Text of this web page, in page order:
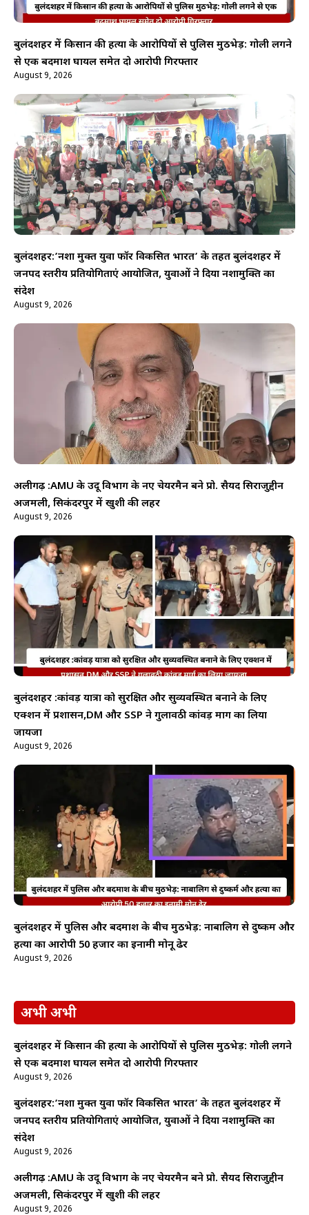
बुलंदशहर में किसान की हत्या के आरोपियों से पुलिस मुठभेड़: गोली लगने
से एक बदमाश घायल समेत दो आरोपी गिरफ्तार
August 9, 2026
बुलंदशहर:’नशा मुक्त युवा फॉर विकसित भारत’ के तहत बुलंदशहर में
जनपद स्तरीय प्रतियोगिताएं आयोजित, युवाओं ने दिया नशामुक्ति का
संदेश
August 9, 2026
अलीगढ़ :AMU के उर्दू विभाग के नए चेयरमैन बने प्रो. सैयद सिराजुद्दीन
अजमली, सिकंदरपुर में खुशी की लहर
August 9, 2026
बुलंदशहर :कांवड़ यात्रा को सुरक्षित और सुव्यवस्थित बनाने के लिए
एक्शन में प्रशासन,DM और SSP ने गुलावठी कांवड़ मार्ग का लिया
जायजा
August 9, 2026
बुलंदशहर में पुलिस और बदमाश के बीच मुठभेड़: नाबालिग से दुष्कर्म और
हत्या का आरोपी 50 हजार का इनामी मोनू ढेर
August 9, 2026
अभी अभी
बुलंदशहर में किसान की हत्या के आरोपियों से पुलिस मुठभेड़: गोली लगने
से एक बदमाश घायल समेत दो आरोपी गिरफ्तार
August 9, 2026
बुलंदशहर:’नशा मुक्त युवा फॉर विकसित भारत’ के तहत बुलंदशहर में
जनपद स्तरीय प्रतियोगिताएं आयोजित, युवाओं ने दिया नशामुक्ति का
संदेश
August 9, 2026
अलीगढ़ :AMU के उर्दू विभाग के नए चेयरमैन बने प्रो. सैयद सिराजुद्दीन
अजमली, सिकंदरपुर में खुशी की लहर
August 9, 2026